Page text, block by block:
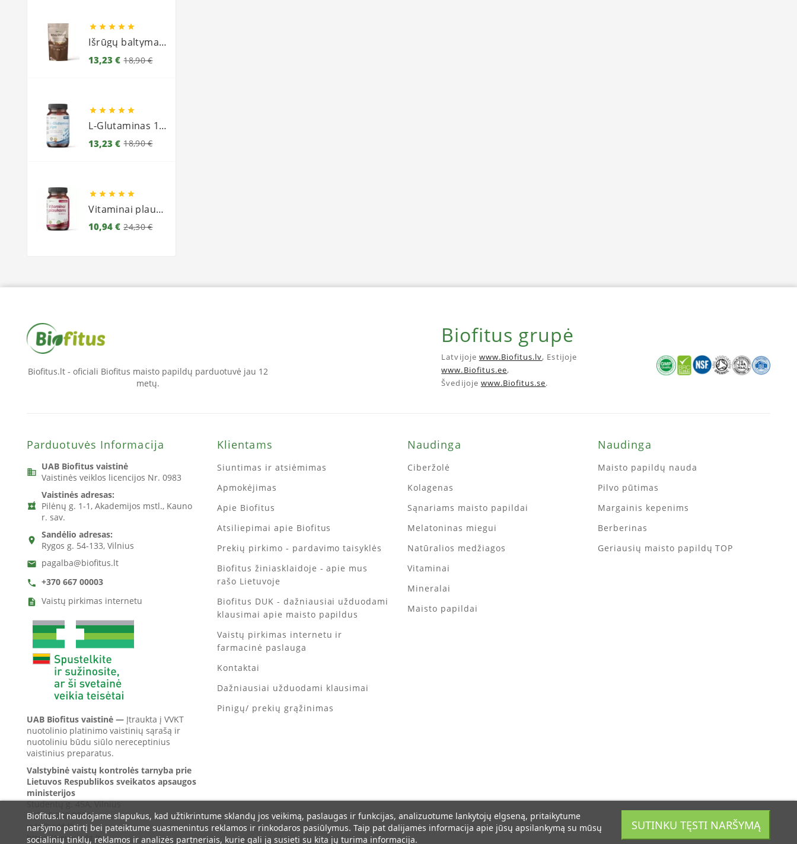
    
Išrūgų baltymai 450g (milteliai) - Šokoladiniai
13,23 € 18,90 €
    
L-Glutaminas 1000
13,23 € 18,90 €
    
Vitaminai plaukams
10,94 € 24,30 €
Biofitus.lt - oficiali Biofitus maisto papildų parduotuvė jau 12
metų.
Biofitus grupė
Latvijoje www.Biofitus.lv, Estijoje
www.Biofitus.ee,
Švedijoje www.Biofitus.se.
Parduotuvės Informacija
business UAB Biofitus vaistinė
Vaistinės veiklos licencijos Nr. 0983
local_pharmacy
Vaistinės adresas:
Pilėnų g. 1-1, Akademijos mstl., Kauno
r. sav.
location_on
Sandėlio adresas:
Rygos g. 54-133, Vilnius
email pagalba@biofitus.lt
call +370 667 00003
description Vaistų pirkimas internetu
UAB Biofitus vaistinė — Įtraukta į VVKT
nuotolinio platinimo vaistinių sąrašą ir
nuotoliniu būdu siūlo nereceptinius
vaistinius preparatus.
Valstybinė vaistų kontrolės tarnyba prie
Lietuvos Respublikos sveikatos apsaugos
ministerijos
Studentų g. 45A, Vilnius
+370 5 263 9264
vvkt@vvkt.lt
https://www.vvkt.lt
Klientams
Siuntimas ir atsiėmimas
Apmokėjimas
Apie Biofitus
Atsiliepimai apie Biofitus
Prekių pirkimo - pardavimo taisyklės
Biofitus žiniasklaidoje - apie mus
rašo Lietuvoje
Biofitus DUK - dažniausiai užduodami
klausimai apie maisto papildus
Vaistų pirkimas internetu ir
farmacinė paslauga
Kontaktai
Dažniausiai užduodami klausimai
Pinigų/ prekių grąžinimas
Naudinga
Ciberžolė
Kolagenas
Sąnariams maisto papildai
Melatoninas miegui
Natūralios medžiagos
Vitaminai
Mineralai
Maisto papildai
Naudinga
Maisto papildų nauda
Pilvo pūtimas
Margainis kepenims
Berberinas
Geriausių maisto papildų TOP
Biofitus.lt naudojame slapukus, kad užtikrintume sklandų jos veikimą, paslaugas ir funkcijas, analizuotume lankytojų elgseną, pritaikytume
naršymo patirtį bei pateiktume suasmenintus reklamos ir rinkodaros pasiūlymus. Taip pat dalijamės informacija apie jūsų apsilankymą su mūsų
socialinių tinklų, reklamos ir analizės partneriais, kurie gali ją susieti su kita jų turima informacija.
SUTINKU TĘSTI NARŠYMĄ